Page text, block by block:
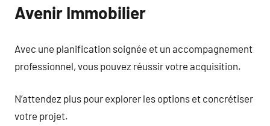
Avenir Immobilier
Avec une planification soignée et un accompagnement
professionnel, vous pouvez réussir votre acquisition.
N’attendez plus pour explorer les options et concrétiser
votre projet.